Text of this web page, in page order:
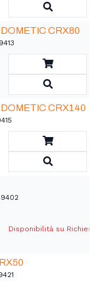
CRX80
Aggiungi
CRX140
Aggiungi
Disponibilità su